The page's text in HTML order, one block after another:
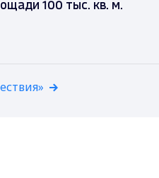
100 тыс. кв. м.